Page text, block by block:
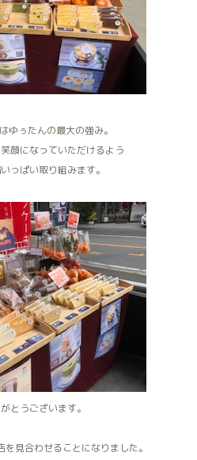
ゆぅたんの最大の強み。
顔になっていただけるよう
っぱい取り組みます。
とうございます。
見合わせることになりました。